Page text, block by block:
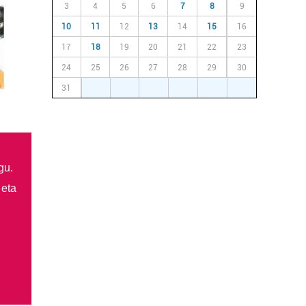
3 4 5 6 7 8 9
10 11 12 13 14 15 16
17 18 19 20 21 22 23
24 25 26 27 28 29 30
31